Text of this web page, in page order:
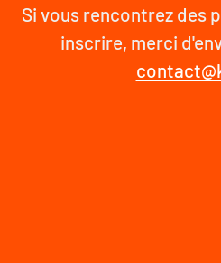
Si vous rencontrez des
inscrire, merci